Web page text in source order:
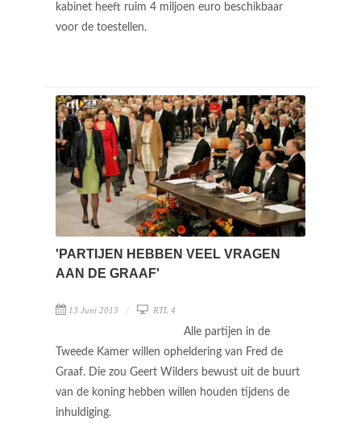
kabinet heeft ruim 4 miljoen euro beschikbaar
voor de toestellen.
'PARTIJEN HEBBEN VEEL VRAGEN
AAN DE GRAAF'
13 Juni 2013 RTL 4
Alle partijen in de
Tweede Kamer willen opheldering van Fred de
Graaf. Die zou Geert Wilders bewust uit de buurt
van de koning hebben willen houden tijdens de
inhuldiging.